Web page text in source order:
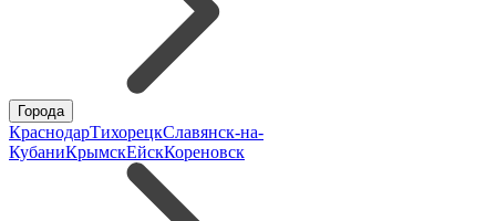
Города
КраснодарТихорецкСлавянск-на-
КубаниКрымскЕйскКореновск